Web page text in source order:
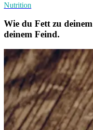
Nutrition
Wie du Fett zu
deinem Feind.